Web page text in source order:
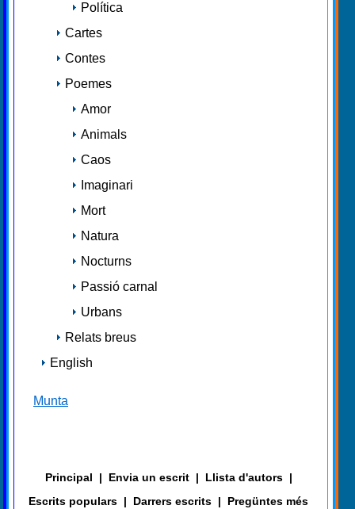
Política
Cartes
Contes
Poemes
Amor
Animals
Caos
Imaginari
Mort
Natura
Nocturns
Passió carnal
Urbans
Relats breus
English
Munta
Principal | Envia un escrit | Llista d'autors |
Escrits populars | Darrers escrits |
Pregüntes més